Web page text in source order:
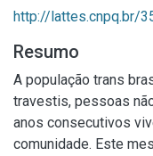
http://lattes.cnpq.br/
Resumo
A população trans
travestis, pessoas
anos consecutivos
comunidade. Este